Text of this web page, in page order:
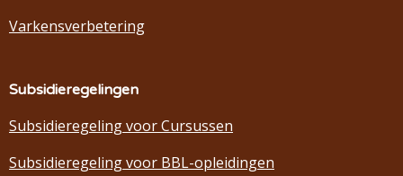
Varkensverbetering
Subsidieregelingen
Subsidieregeling voor Cursussen
Subsidieregeling voor BBL-opleidingen